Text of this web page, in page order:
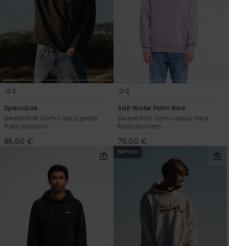
2
Specialize
Sweatshirt com capuz preta
Preto Homem
85,00 €
2
Salt Water Palm Rise
Sweatshirt com capuz roxa
Roxo Homem
70,00 €
NOVO!